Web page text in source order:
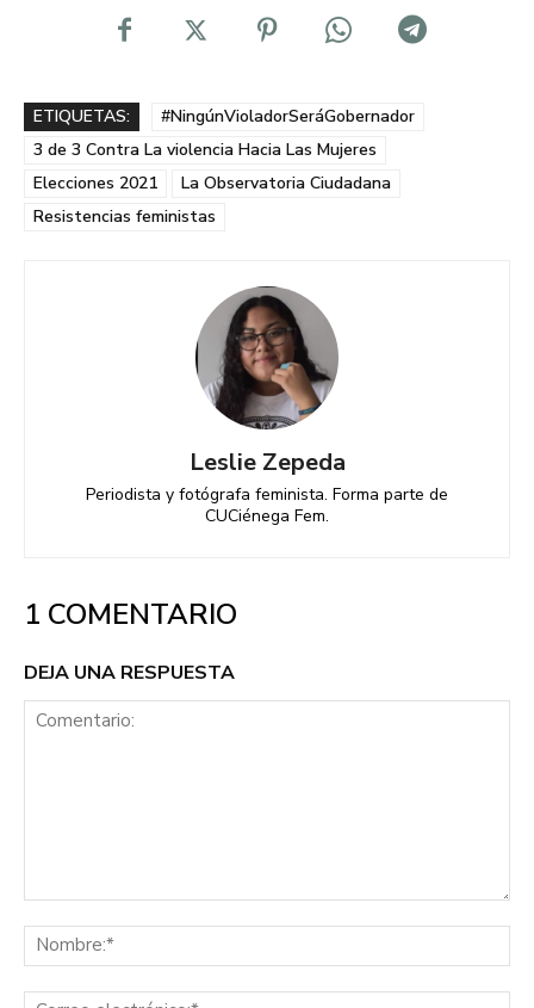
ETIQUETAS:
#NingúnVioladorSeráGobernador
3 de 3 Contra La violencia Hacia Las Mujeres
Elecciones 2021
La Observatoria Ciudadana
Resistencias feministas
Leslie Zepeda
Periodista y fotógrafa feminista. Forma parte de
CUCiénega Fem.
1 COMENTARIO
DEJA UNA RESPUESTA